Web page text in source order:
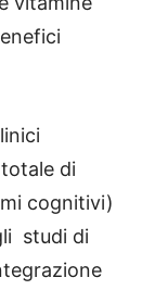
di
cognitivi)
studi di